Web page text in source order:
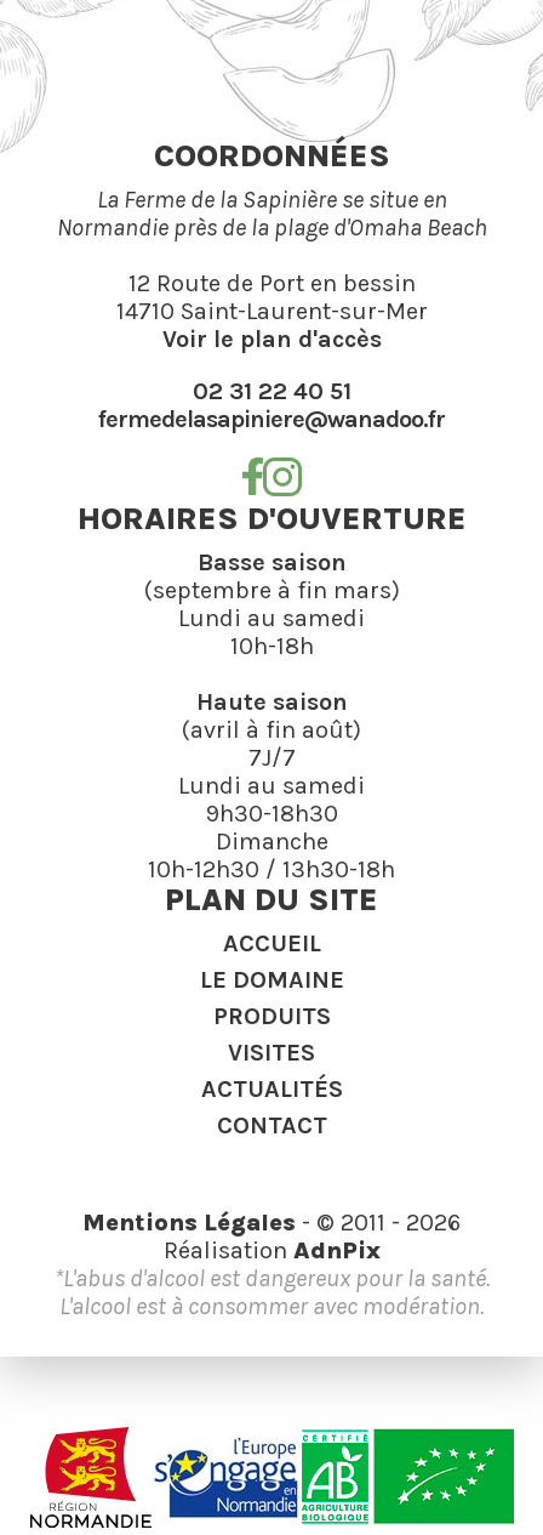
COORDONNÉES
La Ferme de la Sapinière se situe en
Normandie près de la plage d'Omaha Beach
12 Route de Port en bessin
14710 Saint-Laurent-sur-Mer
Voir le plan d'accès
02 31 22 40 51
fermedelasapiniere@wanadoo.fr
HORAIRES D'OUVERTURE
Basse saison
(septembre à fin mars)
Lundi au samedi
10h-18h
Haute saison
(avril à fin août)
7J/7
Lundi au samedi
9h30-18h30
Dimanche
10h-12h30 / 13h30-18h
PLAN DU SITE
ACCUEIL
LE DOMAINE
PRODUITS
VISITES
ACTUALITÉS
CONTACT
Mentions Légales - © 2011 - 2026
Réalisation AdnPix
*L'abus d'alcool est dangereux pour la santé.
L'alcool est à consommer avec modération.